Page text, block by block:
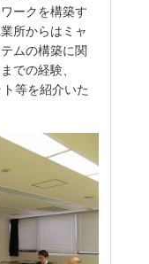
ークを構築す
所からはミャ
ムの構築に関
での経験、
等を紹介いた